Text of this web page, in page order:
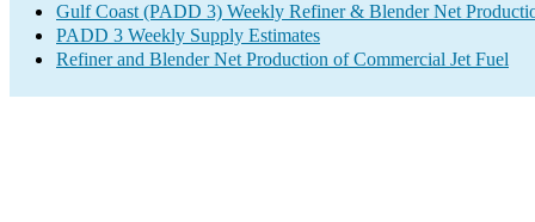
Gulf Coast (PADD 3) Weekly Refiner & Blender Net
PADD 3 Weekly Supply Estimates
Refiner and Blender Net Production of Commercial Jet Fuel